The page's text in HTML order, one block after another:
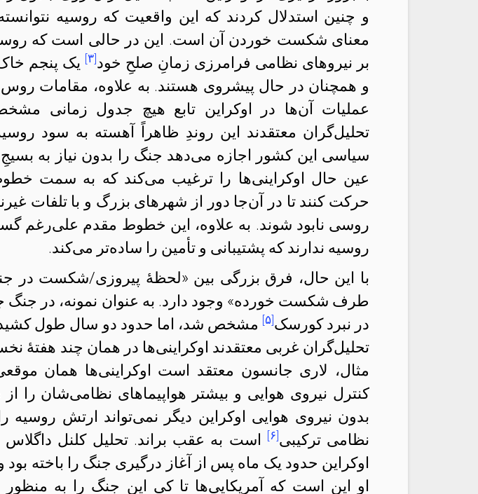
و چنین استدلال کردند که این واقعیت که روسیه
معنای شکست خوردن آن است. این در حالی است که
بر نیروهای نظامی فرامرزی زمانِ صلحِ خود[۳] یک پنجم خاک
و همچنان در حال پیشروی هستند. به علاوه، مقامات روس
عملیات آن‌ها در اوکراین تابع هیچ جدول زمانی
تحلیل‌گران معتقدند این روندِ ظاهراً آهسته به سود
سیاسی این کشور اجازه می‌دهد جنگ را بدون نیاز به
عین حال اوکراینی‌ها را ترغیب می‌کند که به سمت
حرکت کنند تا در آن‌جا دور از شهرهای بزرگ و با تلفات
روسی نابود شوند. به علاوه، این خطوط مقدم علی‌رغم
روسیه ندارند که پشتیبانی و تأمین را ساده‌تر می‌کند.
با این حال، فرق بزرگی بین «لحظهٔ پیروزی/شکست در
طرف شکست خورده» وجود دارد. به عنوان نمونه، در جنگ
در نبرد کورسک[۵] مشخص شد، اما حدود دو سال طول کشید
تحلیل‌گران غربی معتقدند اوکراینی‌ها در همان چند هفتهٔ‌
مثال، لاری جانسون معتقد است اوکراینی‌ها همان
کنترل نیروی هوایی و بیشتر هواپیماهای نظامی‌شان را
بدون نیروی هوایی اوکراین دیگر نمی‌تواند ارتش روسیه
نظامی ترکیبی[۶]
است به عقب براند. تحلیل کلنل
اوکراین حدود یک ماه پس از آغاز درگیری جنگ را باخته بود
او این است که آمریکایی‌ها تا کی این جنگ را به